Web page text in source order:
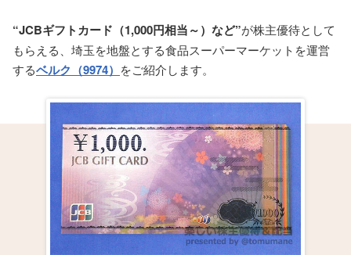
“JCBギフトカード（1,000円相当～）など”が株主優待として
もらえる、埼玉を地盤とする食品スーパーマーケットを運営
するベルク（9974） をご紹介します。